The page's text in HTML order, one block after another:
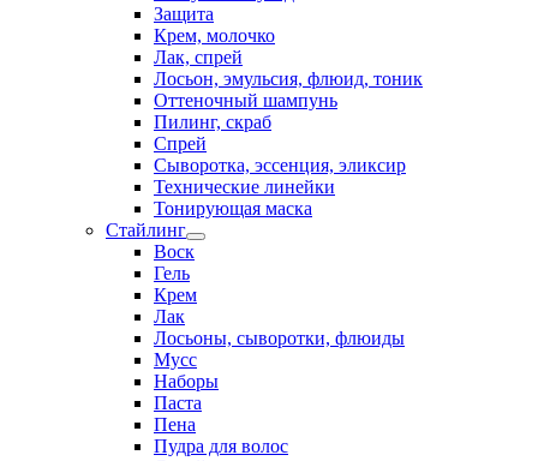
Защита
Крем, молочко
Лак, спрей
Лосьон, эмульсия, флюид, тоник
Оттеночный шампунь
Пилинг, скраб
Спрей
Сыворотка, эссенция, эликсир
Технические линейки
Тонирующая маска
Стайлинг
Воск
Гель
Крем
Лак
Лосьоны, сыворотки, флюиды
Мусс
Наборы
Паста
Пена
Пудра для волос